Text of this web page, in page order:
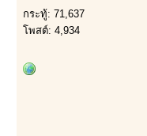
กระทู้: 71,637
โพสต์: 4,934